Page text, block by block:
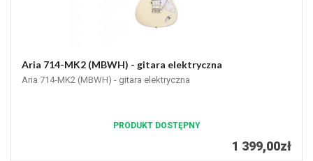
Aria 714-MK2 (MBWH) - gitara elektryczna
Aria 714-MK2 (MBWH) - gitara elektryczna
PRODUKT DOSTĘPNY
1 399,00zł